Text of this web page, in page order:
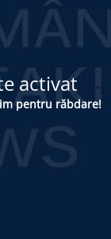
activat
pentru răbdare!